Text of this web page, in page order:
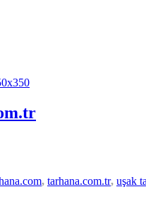
, tarhana.com.tr, uşak